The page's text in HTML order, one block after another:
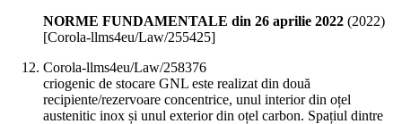
NORME FUNDAMENTALE din 26 aprilie 2022 (2022)
[Corola-llms4eu/Law/255425]
Corola-llms4eu/Law/258376
criogenic de stocare GNL este realizat din două
recipiente/rezervoare concentrice, unul interior din oțel
austenitic inox și unul exterior din oțel carbon. Spațiul dintre